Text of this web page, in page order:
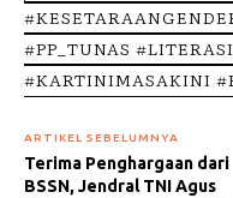
#PP_TUNAS
#KARTINIMASAKINI
ARTIKEL SEBELUMNYA
Terima Penghargaan dari
BSSN, Jendral TNI Agus